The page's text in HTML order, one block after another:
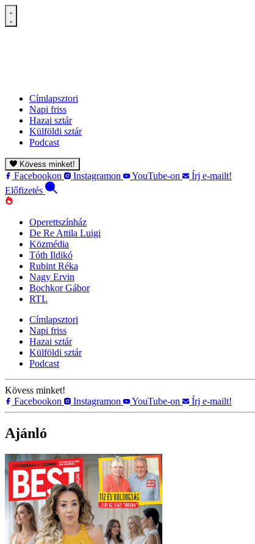
Címlapsztori
Napi friss
Hazai sztár
Külföldi sztár
Podcast
Kövess minket!
Facebookon Instagramon YouTube-on
Írj e-mailt!
Előfizetés
Operettszínház
De Re Attila Luigi
Közmédia
Tóth Ildikó
Rubint Réka
Nagy Ervin
Bochkor Gábor
RTL
Címlapsztori
Napi friss
Hazai sztár
Külföldi sztár
Podcast
Kövess minket!
Facebookon
Instagramon YouTube-on Írj e-mailt!
Ajánló